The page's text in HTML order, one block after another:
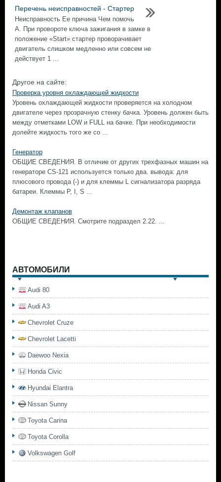
Перечень неисправностей - Стартер
Неисправность Ее причина Чем помочь
А. При провороте ключа зажигания в замке в
положение «Start» стартер проворачивает
двигатель слишком медленно или совсем не
действует 1 ...
Другое на сайте:
Проверка уровня охлаждающей жидкости
Уровень охлаждающей жидкости проверяется на холодном
двигателе через прозрачную стенку бачка. Уровень должен быть
между отметками LOW и FULL на бачке. При необходимости
долейте жидкость того же со ...
Генератор
ОБЩИЕ СВЕДЕНИЯ. В отличие от других трехфазных машин на
генераторе CS-121 используется только два. вывода: для
плюсового провода (-) и для клеммы L сигнализатора разряда
батареи. Клеммы Р, I, S ...
Демонтаж клапанов
ОБЩИЕ СВЕДЕНИЯ. Смотрите подраздел 2.22. ...
АВТОМОБИЛИ
Audi 80
Audi A3
Chevrolet Cruze
Chevrolet Lacetti
Daewoo Nexia
Honda Civic
Hyundai Elantra
Nissan Sunny
Toyota Carina
Toyota Corolla
Volkswagen Golf